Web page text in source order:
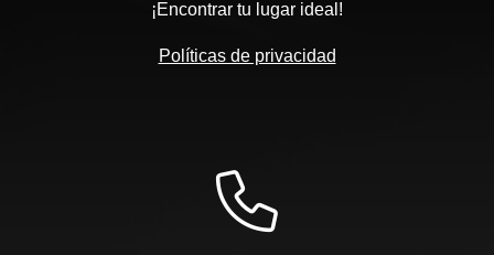
¡Encontrar tu lugar ideal!
Políticas de privacidad